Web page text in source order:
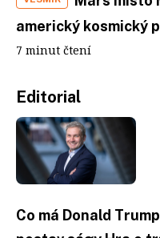
americký kosmický
7 minut čtení
Editorial
Co má Donald